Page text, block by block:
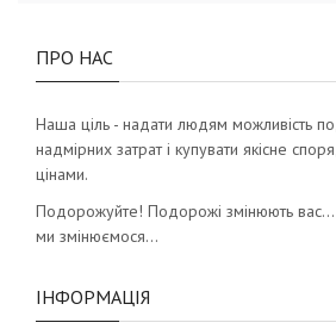
ПРО НАС
Наша ціль - надати людям можливість
надмірних затрат і купувати якісне
цінами.
Подорожуйте! Подорожі змінюють
ми змінюємося…
ІНФОРМАЦІЯ